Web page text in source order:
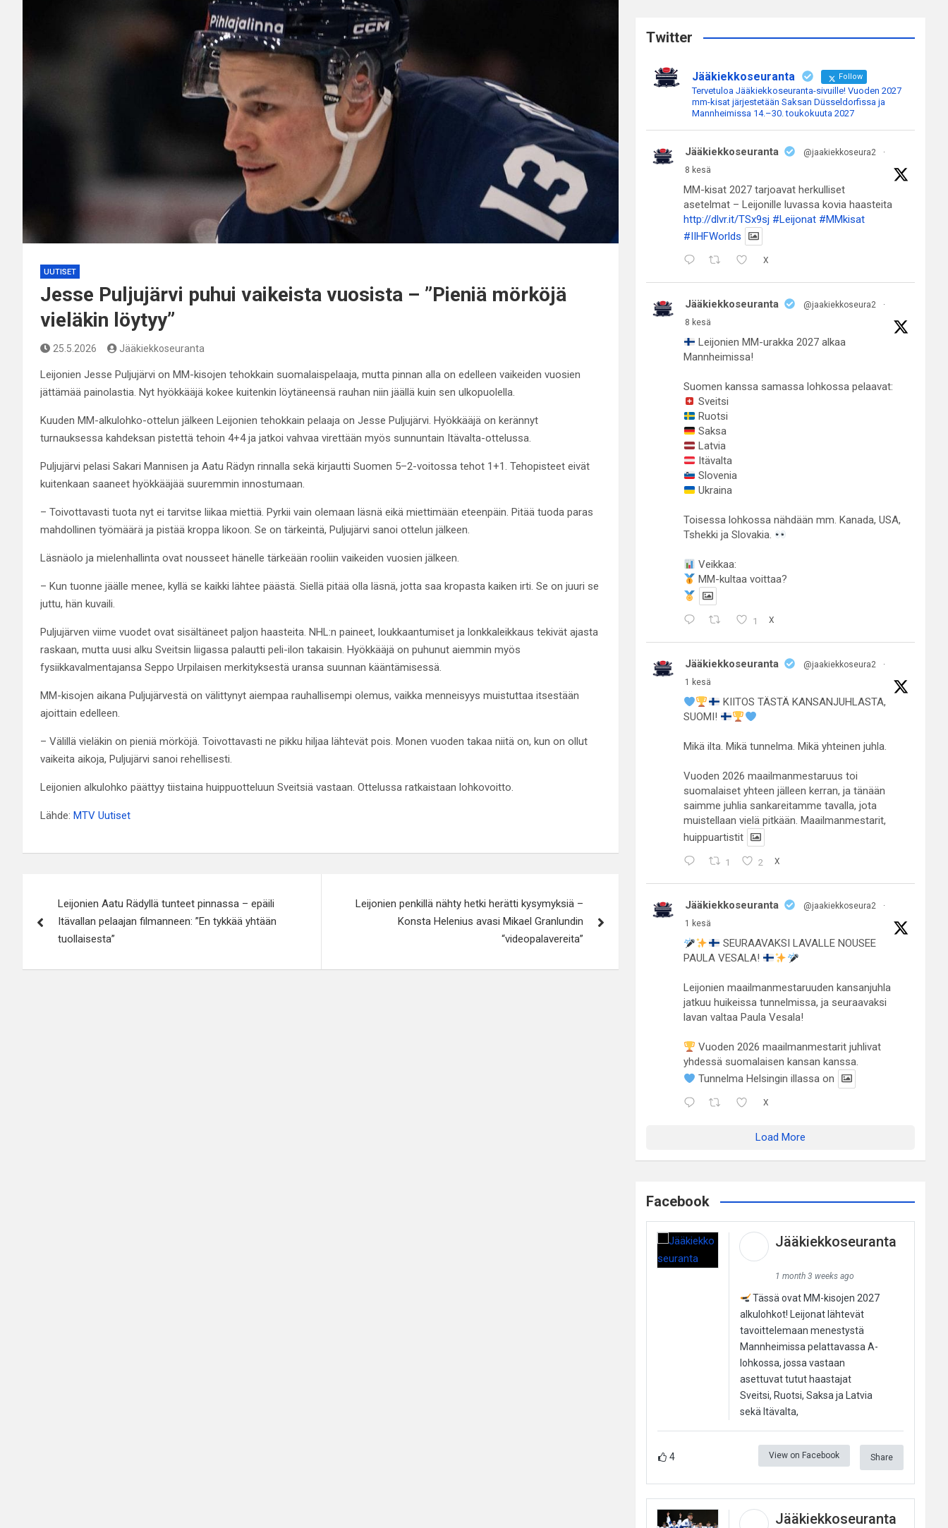
UUTISET
Jesse Puljujärvi puhui vaikeista vuosista – ”Pieniä mörköjä
vieläkin löytyy”
25.5.2026 Jääkiekkoseuranta
Leijonien Jesse Puljujärvi on MM-kisojen tehokkain suomalaispelaaja, mutta pinnan alla on edelleen vaikeiden vuosien
jättämää painolastia. Nyt hyökkääjä kokee kuitenkin löytäneensä rauhan niin jäällä kuin sen ulkopuolella.
Kuuden MM-alkulohko-ottelun jälkeen Leijonien tehokkain pelaaja on Jesse Puljujärvi. Hyökkääjä on kerännyt
turnauksessa kahdeksan pistettä tehoin 4+4 ja jatkoi vahvaa virettään myös sunnuntain Itävalta-ottelussa.
Puljujärvi pelasi Sakari Mannisen ja Aatu Rädyn rinnalla sekä kirjautti Suomen 5–2-voitossa tehot 1+1. Tehopisteet eivät
kuitenkaan saaneet hyökkääjää suuremmin innostumaan.
– Toivottavasti tuota nyt ei tarvitse liikaa miettiä. Pyrkii vain olemaan läsnä eikä miettimään eteenpäin. Pitää tuoda paras
mahdollinen työmäärä ja pistää kroppa likoon. Se on tärkeintä, Puljujärvi sanoi ottelun jälkeen.
Läsnäolo ja mielenhallinta ovat nousseet hänelle tärkeään rooliin vaikeiden vuosien jälkeen.
– Kun tuonne jäälle menee, kyllä se kaikki lähtee päästä. Siellä pitää olla läsnä, jotta saa kropasta kaiken irti. Se on juuri se
juttu, hän kuvaili.
Puljujärven viime vuodet ovat sisältäneet paljon haasteita. NHL:n paineet, loukkaantumiset ja lonkkaleikkaus tekivät ajasta
raskaan, mutta uusi alku Sveitsin liigassa palautti peli-ilon takaisin. Hyökkääjä on puhunut aiemmin myös
fysiikkavalmentajansa Seppo Urpilaisen merkityksestä uransa suunnan kääntämisessä.
MM-kisojen aikana Puljujärvestä on välittynyt aiempaa rauhallisempi olemus, vaikka menneisyys muistuttaa itsestään
ajoittain edelleen.
– Välillä vieläkin on pieniä mörköjä. Toivottavasti ne pikku hiljaa lähtevät pois. Monen vuoden takaa niitä on, kun on ollut
vaikeita aikoja, Puljujärvi sanoi rehellisesti.
Leijonien alkulohko päättyy tiistaina huippuotteluun Sveitsiä vastaan. Ottelussa ratkaistaan lohkovoitto.
Lähde: MTV Uutiset
selaus
Leijonien Aatu Rädyllä tunteet pinnassa – epäili
Itävallan pelaajan filmanneen: ”En tykkää yhtään
tuollaisesta”
Leijonien penkillä nähty hetki herätti kysymyksiä –
Konsta Helenius avasi Mikael Granlundin
“videopalavereita”
c
Twitter
Jääkiekkoseuranta Follow
Tervetuloa Jääkiekkoseuranta-sivuille! Vuoden 2027
mm-kisat järjestetään Saksan Düsseldorfissa ja
Mannheimissa 14.–30. toukokuuta 2027
Jääkiekkoseuranta @jaakiekkoseura2
·
8 kesä
MM-kisat 2027 tarjoavat herkulliset
asetelmat – Leijonille luvassa kovia haasteita
http://dlvr.it/TSx9sj #Leijonat #MMkisat
#IIHFWorlds
X
Jääkiekkoseuranta @jaakiekkoseura2
·
8 kesä
Leijonien MM-urakka 2027 alkaa
Mannheimissa!
Suomen kanssa samassa lohkossa pelaavat:
Sveitsi
Ruotsi
Saksa
Latvia
Itävalta
Slovenia
Ukraina
Toisessa lohkossa nähdään mm. Kanada, USA,
Tshekki ja Slovakia.
Veikkaa:
MM-kultaa voittaa?
1 X
Jääkiekkoseuranta @jaakiekkoseura2
·
1 kesä
KIITOS TÄSTÄ KANSANJUHLASTA,
SUOMI!
Mikä ilta. Mikä tunnelma. Mikä yhteinen juhla.
Vuoden 2026 maailmanmestaruus toi
suomalaiset yhteen jälleen kerran, ja tänään
saimme juhlia sankareitamme tavalla, jota
muistellaan vielä pitkään. Maailmanmestarit,
huippuartistit
1 2 X
Jääkiekkoseuranta @jaakiekkoseura2
·
1 kesä
SEURAAVAKSI LAVALLE NOUSEE
PAULA VESALA!
Leijonien maailmanmestaruuden kansanjuhla
jatkuu huikeissa tunnelmissa, ja seuraavaksi
lavan valtaa Paula Vesala!
Vuoden 2026 maailmanmestarit juhlivat
yhdessä suomalaisen kansan kanssa.
Tunnelma Helsingin illassa on
X
Load More
Facebook
Jääkiekkoseuranta
1 month 3 weeks ago
Tässä ovat MM-kisojen 2027
alkulohkot! Leijonat lähtevät
tavoittelemaan menestystä
Mannheimissa pelattavassa A-
lohkossa, jossa vastaan
asettuvat tutut haastajat
Sveitsi, Ruotsi, Saksa ja Latvia
sekä Itävalta,
4 View on Facebook Share
Jääkiekkoseuranta